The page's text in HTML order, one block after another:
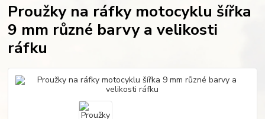
Proužky na ráfky motocyklu šířka
9 mm různé barvy a velikosti
ráfku